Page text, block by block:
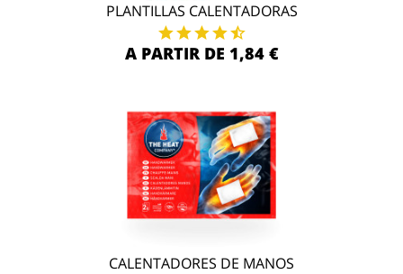
PLANTILLAS CALENTADORAS
A PARTIR DE 1,84 €
CALENTADORES DE MANOS